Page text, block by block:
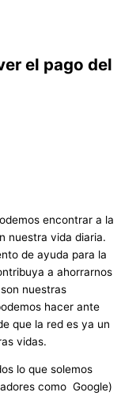
el pago del
encontrar a la
nuestra vida diaria.
de ayuda para la
a ahorrarnos
nuestras
hacer ante
que la red es ya un
vidas.
lo que solemos
como Google)